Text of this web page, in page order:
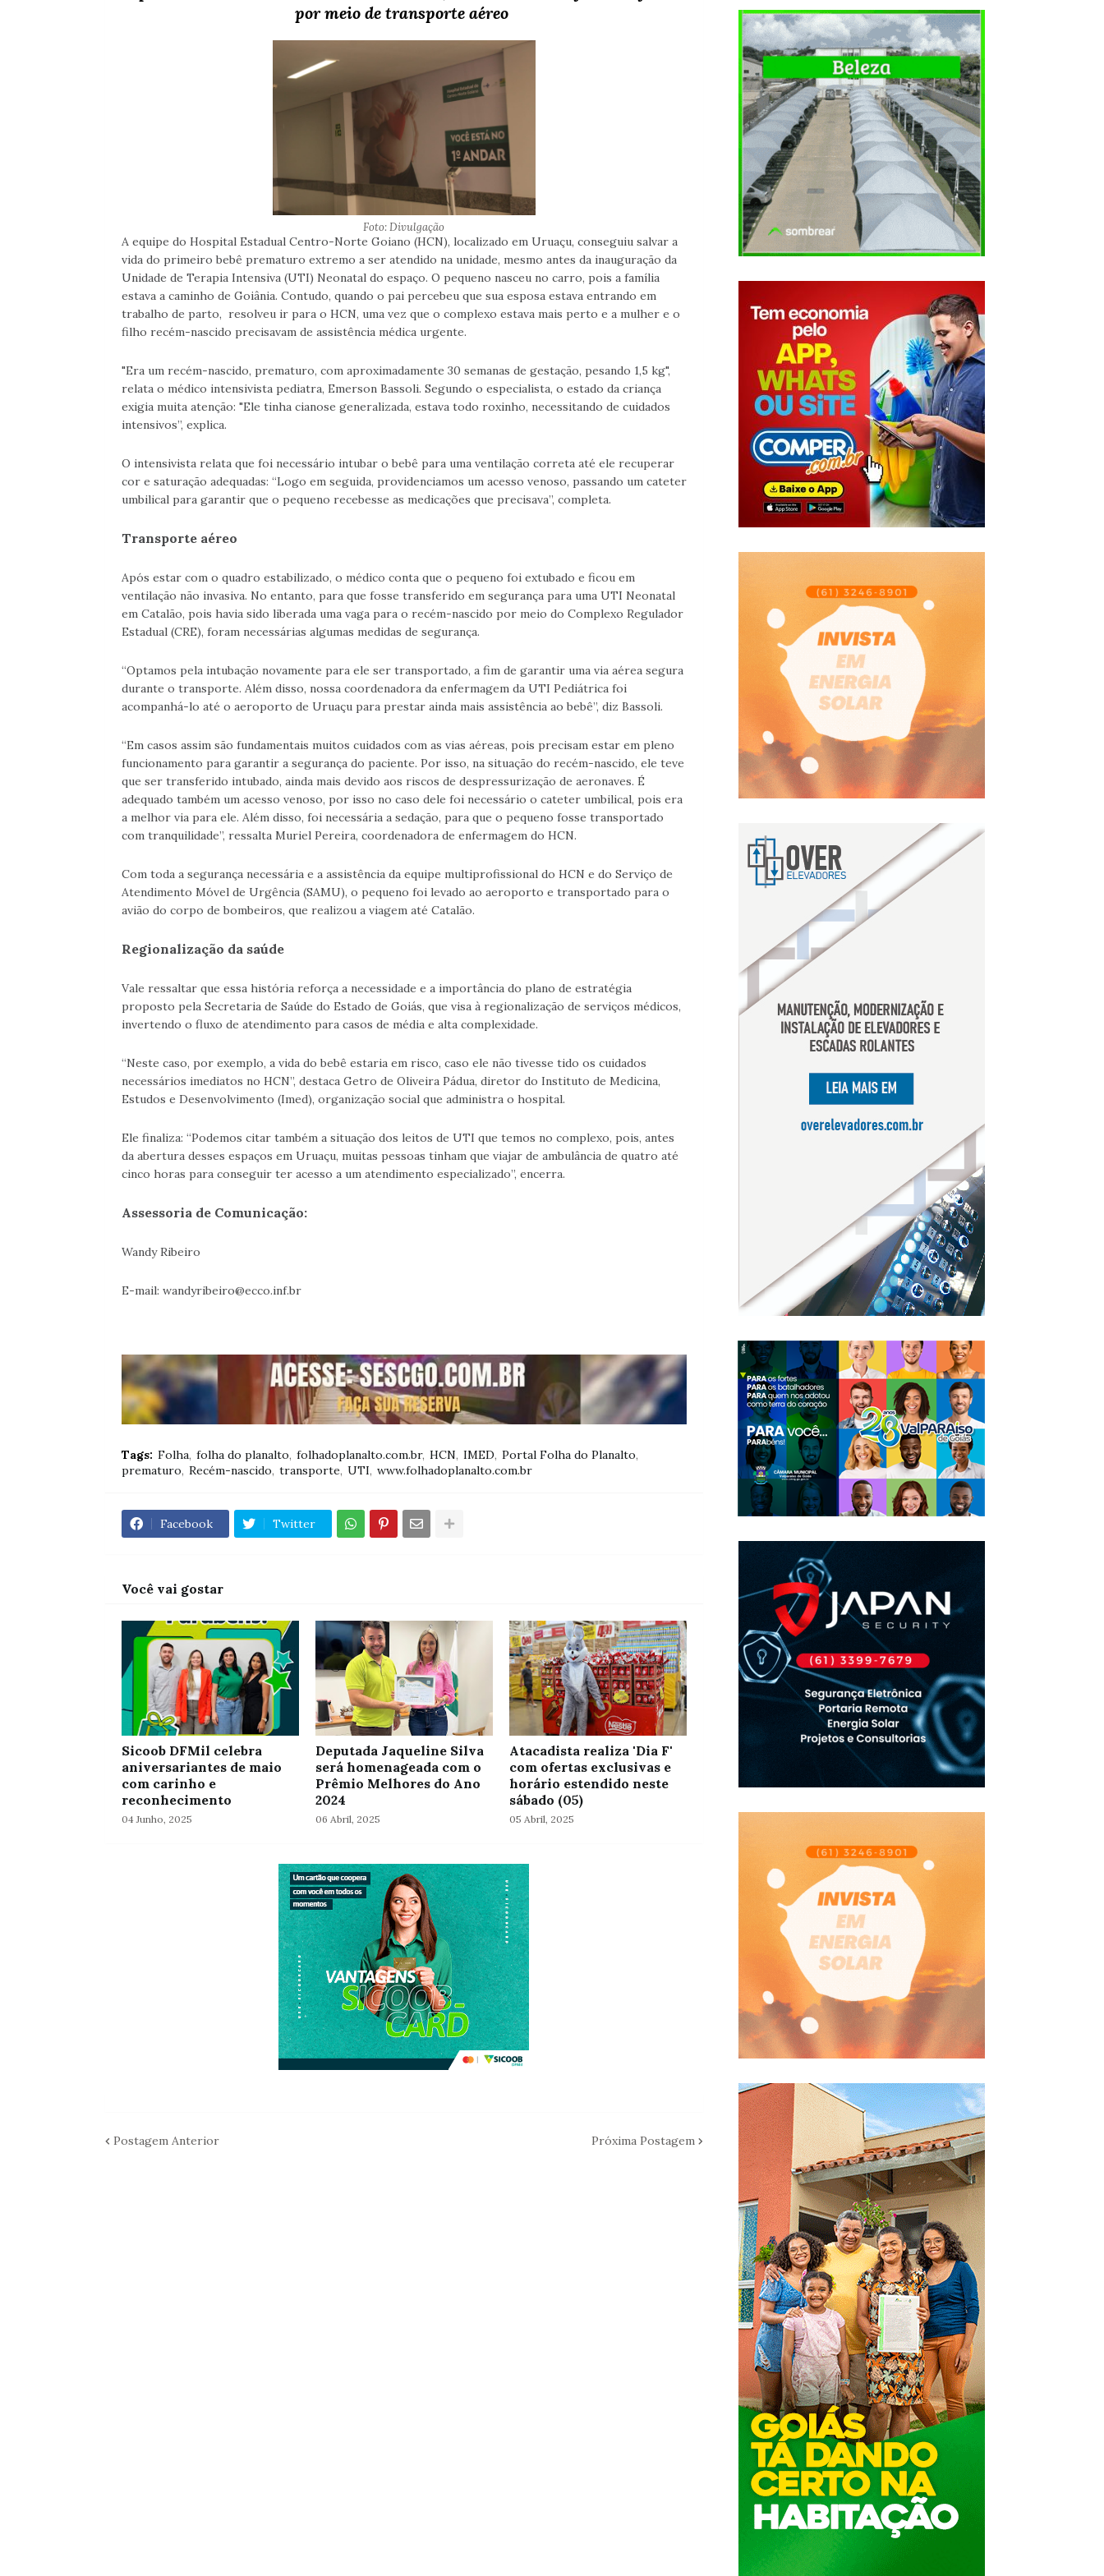
por meio de transporte aéreo
Foto: Divulgação
A equipe do Hospital Estadual Centro-Norte Goiano (HCN), localizado em Uruaçu, conseguiu salvar a
vida do primeiro bebê prematuro extremo a ser atendido na unidade, mesmo antes da inauguração da
Unidade de Terapia Intensiva (UTI) Neonatal do espaço. O pequeno nasceu no carro, pois a família
estava a caminho de Goiânia. Contudo, quando o pai percebeu que sua esposa estava entrando em
trabalho de parto, resolveu ir para o HCN, uma vez que o complexo estava mais perto e a mulher e o
filho recém-nascido precisavam de assistência médica urgente.
"Era um recém-nascido, prematuro, com aproximadamente 30 semanas de gestação, pesando 1,5 kg",
relata o médico intensivista pediatra, Emerson Bassoli. Segundo o especialista, o estado da criança
exigia muita atenção: "Ele tinha cianose generalizada, estava todo roxinho, necessitando de cuidados
intensivos”, explica.
O intensivista relata que foi necessário intubar o bebê para uma ventilação correta até ele recuperar
cor e saturação adequadas: “Logo em seguida, providenciamos um acesso venoso, passando um cateter
umbilical para garantir que o pequeno recebesse as medicações que precisava”, completa.
Transporte aéreo
Após estar com o quadro estabilizado, o médico conta que o pequeno foi extubado e ficou em
ventilação não invasiva. No entanto, para que fosse transferido em segurança para uma UTI Neonatal
em Catalão, pois havia sido liberada uma vaga para o recém-nascido por meio do Complexo Regulador
Estadual (CRE), foram necessárias algumas medidas de segurança.
“Optamos pela intubação novamente para ele ser transportado, a fim de garantir uma via aérea segura
durante o transporte. Além disso, nossa coordenadora da enfermagem da UTI Pediátrica foi
acompanhá-lo até o aeroporto de Uruaçu para prestar ainda mais assistência ao bebê”, diz Bassoli.
“Em casos assim são fundamentais muitos cuidados com as vias aéreas, pois precisam estar em pleno
funcionamento para garantir a segurança do paciente. Por isso, na situação do recém-nascido, ele teve
que ser transferido intubado, ainda mais devido aos riscos de despressurização de aeronaves. É
adequado também um acesso venoso, por isso no caso dele foi necessário o cateter umbilical, pois era
a melhor via para ele. Além disso, foi necessária a sedação, para que o pequeno fosse transportado
com tranquilidade”, ressalta Muriel Pereira, coordenadora de enfermagem do HCN.
Com toda a segurança necessária e a assistência da equipe multiprofissional do HCN e do Serviço de
Atendimento Móvel de Urgência (SAMU), o pequeno foi levado ao aeroporto e transportado para o
avião do corpo de bombeiros, que realizou a viagem até Catalão.
Regionalização da saúde
Vale ressaltar que essa história reforça a necessidade e a importância do plano de estratégia
proposto pela Secretaria de Saúde do Estado de Goiás, que visa à regionalização de serviços médicos,
invertendo o fluxo de atendimento para casos de média e alta complexidade.
“Neste caso, por exemplo, a vida do bebê estaria em risco, caso ele não tivesse tido os cuidados
necessários imediatos no HCN”, destaca Getro de Oliveira Pádua, diretor do Instituto de Medicina,
Estudos e Desenvolvimento (Imed), organização social que administra o hospital.
Ele finaliza: “Podemos citar também a situação dos leitos de UTI que temos no complexo, pois, antes
da abertura desses espaços em Uruaçu, muitas pessoas tinham que viajar de ambulância de quatro até
cinco horas para conseguir ter acesso a um atendimento especializado”, encerra.
Assessoria de Comunicação:
Wandy Ribeiro
E-mail: wandyribeiro@ecco.inf.br
Tags: Folha folha do planalto folhadoplanalto.com.br HCN IMED Portal Folha do Planalto
prematuro Recém-nascido transporte UTI www.folhadoplanalto.com.br
Facebook Twitter
Você vai gostar
Sicoob DFMil celebra
aniversariantes de maio
com carinho e
reconhecimento
04 Junho, 2025
Deputada Jaqueline Silva
será homenageada com o
Prêmio Melhores do Ano
2024
06 Abril, 2025
Atacadista realiza 'Dia F'
com ofertas exclusivas e
horário estendido neste
sábado (05)
05 Abril, 2025
Postagem Anterior Próxima Postagem